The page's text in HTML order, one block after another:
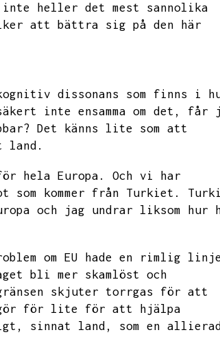
inte heller det mest sannolika
att bättra sig på den här
dissonans som finns i
inte ensamma om det,
får
Det känns lite som att
land.
hela Europa.
Och vi har
kommer från Turkiet.
och jag undrar liksom hur
om EU hade en rimlig
bli mer skamlöst och
skjuter torrgas för att
gör för lite för att hjälpa
sinnat land, som en